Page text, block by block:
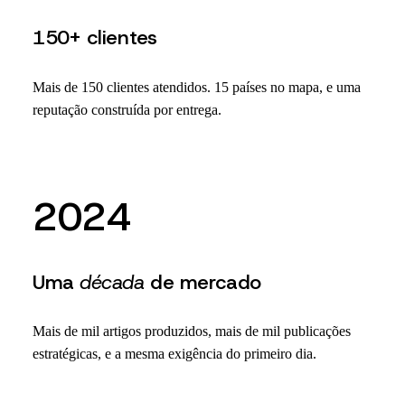
150+ clientes
Mais de 150 clientes atendidos. 15 países no mapa, e uma
reputação construída por entrega.
2024
Umadécadade mercado
Mais de mil artigos produzidos, mais de mil publicações
estratégicas, e a mesma exigência do primeiro dia.